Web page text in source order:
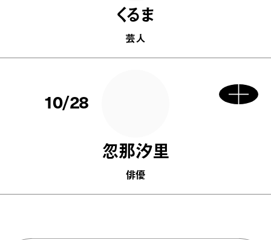
くるま
芸人
10/28
忽那汐里
俳優